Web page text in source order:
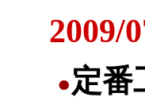
2009/
●定番